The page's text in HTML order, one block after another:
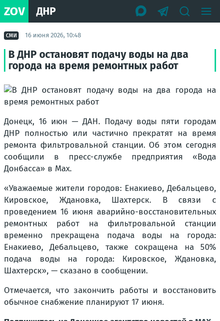
ZOV ДНР
СМИ 16 июня 2026, 10:48
В ДНР остановят подачу воды на два
города на время ремонтных работ
Донецк, 16 июн — ДАН. Подачу воды пяти городам
ДНР полностью или частично прекратят на время
ремонта фильтровальной станции. Об этом сегодня
сообщили в пресс-службе предприятия «Вода
Донбасса» в Мах.
«Уважаемые жители городов: Енакиево, Дебальцево,
Кировское, Ждановка, Шахтерск. В связи с
проведением 16 июня аварийно-восстановительных
ремонтных работ на фильтровальной станции
временно прекращена подача воды на города:
Енакиево, Дебальцево, также сокращена на 50%
подача воды на города: Кировское, Ждановка,
Шахтерск», — сказано в сообщении.
Отмечается, что закончить работы и восстановить
обычное снабжение планируют 17 июня.